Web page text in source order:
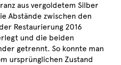
aus vergoldetem Silber
Abstände zwischen den
Restaurierung 2016
und die beiden
getrennt. So konnte man
ursprünglichen Zustand